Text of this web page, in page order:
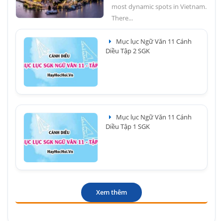
most dynamic spots in Vietnam.
There...
Mục lục Ngữ Văn 11 Cánh
Diều Tập 2 SGK
Mục lục Ngữ Văn 11 Cánh
Diều Tập 1 SGK
Xem thêm